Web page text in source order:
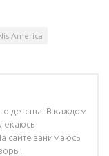
America
детства. В каждом
сайте занимаюсь